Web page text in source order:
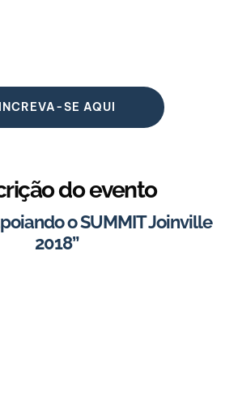
INCREVA-SE AQUI
do evento
o SUMMIT Joinville
2018”